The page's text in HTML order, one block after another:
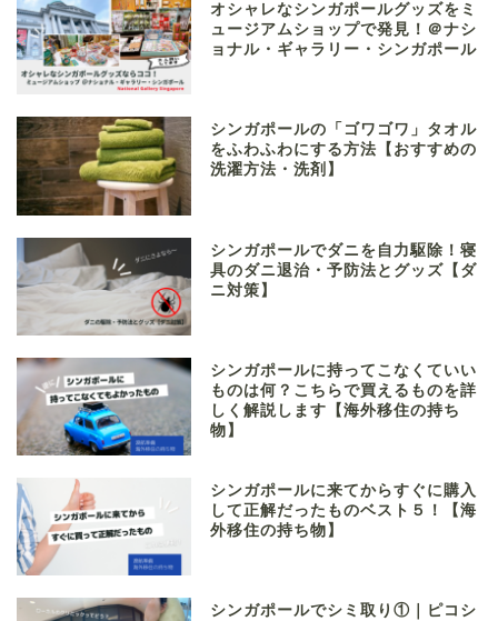
オシャレなシンガポールグッズをミ
ュージアムショップで発見！＠ナシ
ョナル・ギャラリー・シンガポール
シンガポールの「ゴワゴワ」タオル
をふわふわにする方法【おすすめの
洗濯方法・洗剤】
シンガポールでダニを自力駆除！寝
具のダニ退治・予防法とグッズ【ダ
ニ対策】
シンガポールに持ってこなくていい
ものは何？こちらで買えるものを詳
しく解説します【海外移住の持ち
物】
シンガポールに来てからすぐに購入
して正解だったものベスト５！【海
外移住の持ち物】
シンガポールでシミ取り①｜ピコシ